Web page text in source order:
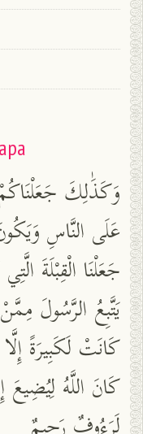
وَكَذَٰلِكَ
عَلَى النَّاسِ
جَعَلْنَا الْقِبْلَةَ
يَتَّبِعُ الرَّسُولَ
كَانَتْ لَكَبِيرَةً
كَانَ اللَّهُ لِيُضِيعَ